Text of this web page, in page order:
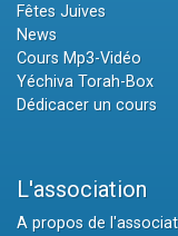
Fêtes Juives
News
Cours Mp3-Vidéo
Yéchiva Torah-Box
Dédicacer un cours
L'association
A propos de